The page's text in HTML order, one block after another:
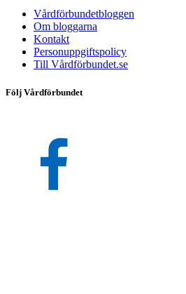
Vårdförbundetbloggen
Om bloggarna
Kontakt
Personuppgiftspolicy
Till Vårdförbundet.se
Följ Vårdförbundet